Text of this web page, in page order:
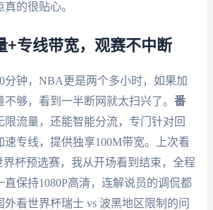
的很贴心。
+专线带宽，观赛不中断
分钟，NBA更是两个多小时，如果加
够，看到一半断网就太扫兴了。 番
限流量，还能智能分流，专门针对回
速专线，提供独享100M带宽。上次看
界杯预选赛，我从开场看到结束，全程
保持1080P高清，连解说员的调侃都
看世界杯瑞士 vs 波黑地区限制的问